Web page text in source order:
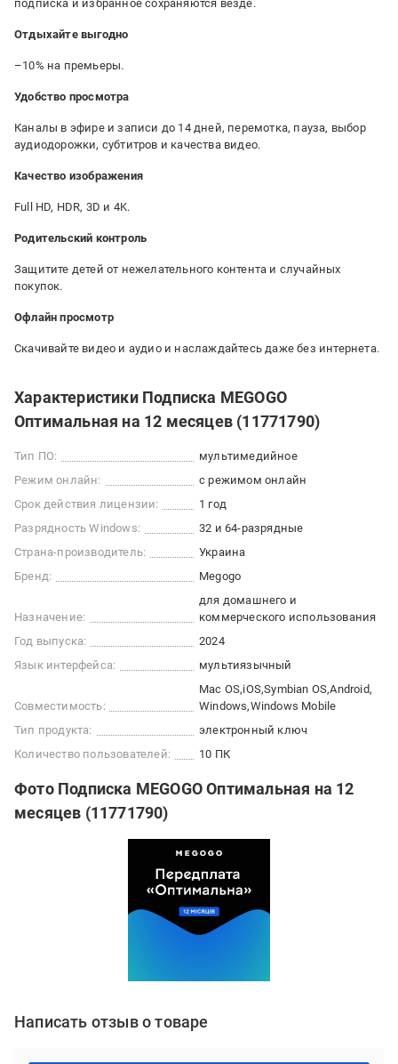
подписка и избранное сохраняются везде.
Отдыхайте выгодно
–10% на премьеры.
Удобство просмотра
Каналы в эфире и записи до 14 дней, перемотка, пауза, выбор
аудиодорожки, субтитров и качества видео.
Качество изображения
Full HD, HDR, 3D и 4K.
Родительский контроль
Защитите детей от нежелательного контента и случайных
покупок.
Офлайн просмотр
Скачивайте видео и аудио и наслаждайтесь даже без интернета.
Характеристики Подписка MEGOGO
Оптимальная на 12 месяцев (11771790)
Тип ПО:
мультимедийное
Режим онлайн:
с режимом онлайн
Срок действия лицензии:
1 год
Разрядность Windows:
32 и 64-разрядные
Страна-производитель:
Украина
Бренд:
Megogo
Назначение:
для домашнего и
коммерческого использования
Год выпуска:
2024
Язык интерфейса:
мультиязычный
Совместимость:
Mac OS iOS Symbian OS Android
Windows Windows Mobile
Тип продукта:
электронный ключ
Количество пользователей:
10 ПК
Фото Подписка MEGOGO Оптимальная на 12
месяцев (11771790)
Написать отзыв о товаре